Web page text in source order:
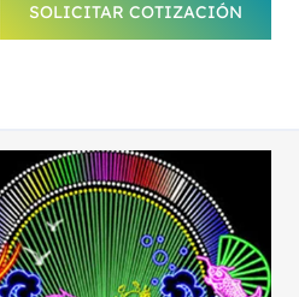
SOLICITAR COTIZACIÓN